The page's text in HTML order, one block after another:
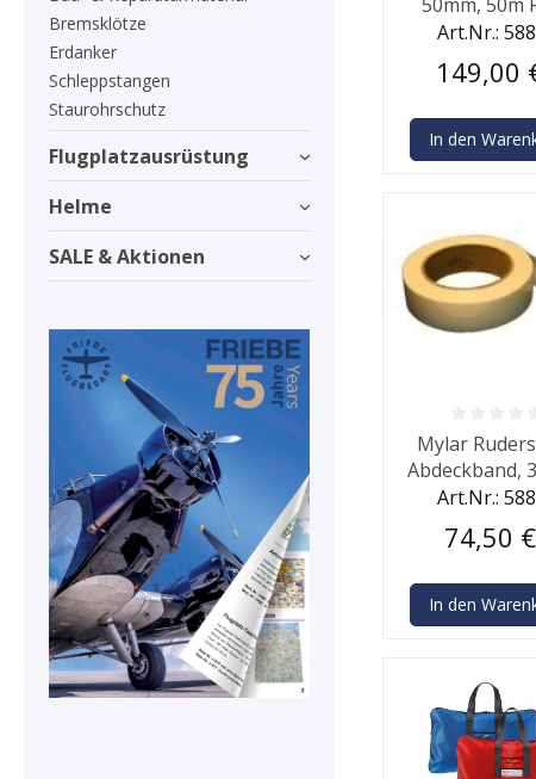
Bremsklötze
Erdanker
Schleppstangen
Staurohrschutz
Flugplatzausrüstung
Helme
SALE & Aktionen
Art.Nr.:
149,00
In den
Mylar
Abdeckband,
Art.Nr.:
74,50
In den